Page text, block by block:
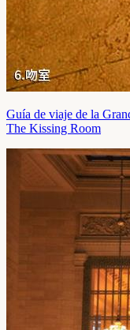
Guía de viaje de la
The Kissing Room